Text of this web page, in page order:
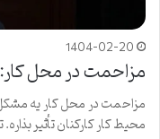
1404-02-20
مزاحمت در محل کار:
مزاحمت در محل کار یه
محیط کار کارکنان تأثیر